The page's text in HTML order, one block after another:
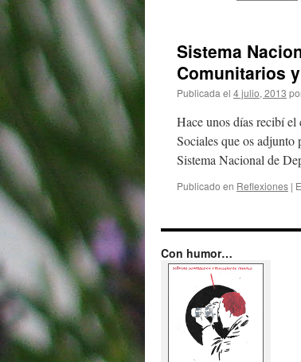
Sistema
Comunitarios
Publicada el 4 julio, 2013
Hace unos días recibí
Sociales que os
Sistema Nacional de
Publicado en Reflexiones |
Con humor…